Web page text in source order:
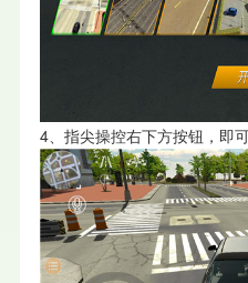
4、指尖操控右下方按钮，即